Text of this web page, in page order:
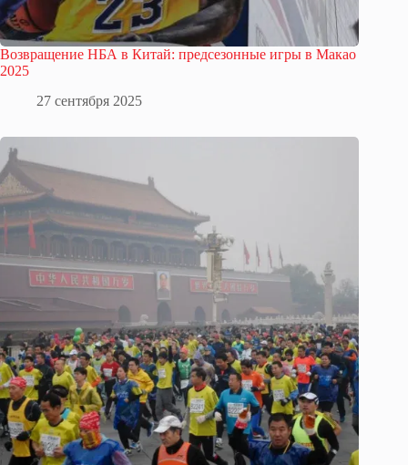
Возвращение НБА в Китай: предсезонные игры в Макао
2025
27 сентября 2025